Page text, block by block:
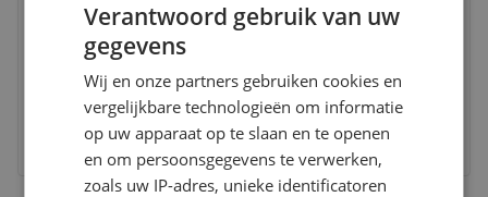
Explorer Cases 5325 BE
Apparatuurtas Zwart
v.a. € 192,00
-2%
Bekijk product
Verantwoord gebruik van uw
gegevens
Wij en onze partners gebruiken cookies en
vergelijkbare technologieën om informatie
op uw apparaat op te slaan en te openen
en om persoonsgegevens te verwerken,
zoals uw IP-adres, unieke identificatoren